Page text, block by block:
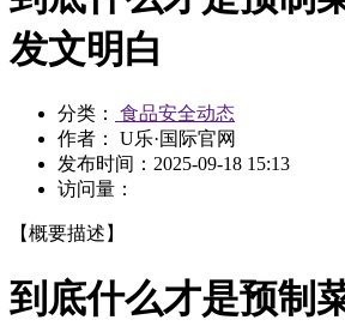
发文明白
分类：
食品安全动态
作者： U乐·国际官网
发布时间： 2025-09-18 15:13
访问量：
【概要描述】
到底什么才是预制